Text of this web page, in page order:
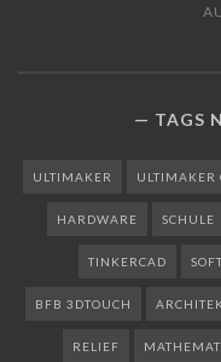
TAGS
ULTIMAKER ULTIMAKER
HARDWARE SCHULE
TINKERCAD
BFB 3DTOUCH
RELIEF